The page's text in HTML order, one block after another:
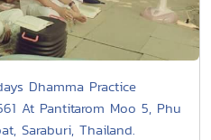
Dhamma Practice
At Pantitarom Moo 5, Phu
Saraburi, Thailand.